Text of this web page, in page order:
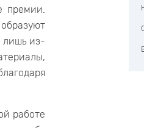
премии.
лишь из-
работе